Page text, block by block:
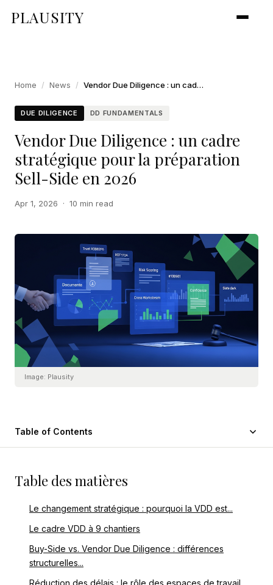
PLAUSITY
Home / News / Vendor Due Diligence : un cadre stratégique pour la préparation Sell-Side en 2026
DUE DILIGENCE DD FUNDAMENTALS
Vendor Due Diligence : un cadre
stratégique pour la préparation
Sell-Side en 2026
Apr 1, 2026 · 10 min read
Image: Plausity
Table of Contents
Table des matières
Le changement stratégique : pourquoi la VDD est...
Le cadre VDD à 9 chantiers
Buy-Side vs. Vendor Due Diligence : différences
structurelles...
Réduction des délais : le rôle des espaces de travail